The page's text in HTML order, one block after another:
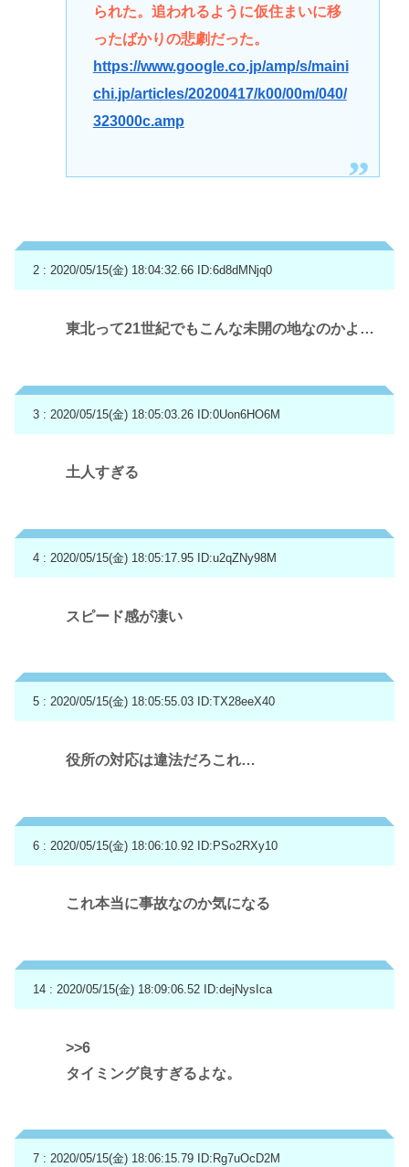
られた。追われるように仮住まいに移
ったばかりの悲劇だった。
https://www.google.co.jp/amp/s/maini
chi.jp/articles/20200417/k00/00m/040/
323000c.amp
2 : 2020/05/15(金) 18:04:32.66 ID:6d8dMNjq0
東北って21世紀でもこんな未開の地なのかよ…
3 : 2020/05/15(金) 18:05:03.26 ID:0Uon6HO6M
土人すぎる
4 : 2020/05/15(金) 18:05:17.95 ID:u2qZNy98M
スピード感が凄い
5 : 2020/05/15(金) 18:05:55.03 ID:TX28eeX40
役所の対応は違法だろこれ…
6 : 2020/05/15(金) 18:06:10.92 ID:PSo2RXy10
これ本当に事故なのか気になる
14 : 2020/05/15(金) 18:09:06.52 ID:dejNysIca
>>6
タイミング良すぎるよな。
7 : 2020/05/15(金) 18:06:15.79 ID:Rg7uOcD2M